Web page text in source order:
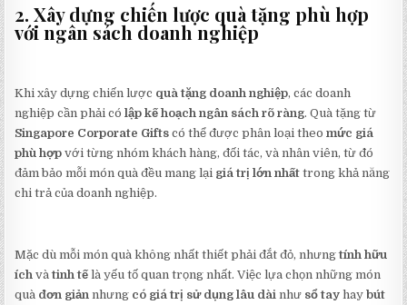
2. Xây dựng chiến lược quà tặng phù hợp
với ngân sách doanh nghiệp
Khi xây dựng chiến lược quà tặng doanh nghiệp, các doanh
nghiệp cần phải cólập kế hoạch ngân sách rõ ràng. Quà tặng từ
Singapore Corporate Gifts có thể được phân loại theomức giá
phù hợp với từng nhóm khách hàng, đối tác, và nhân viên, từ đó
đảm bảo mỗi món quà đều mang lại giá trị lớn nhất trong khả năng
chi trả của doanh nghiệp.
Mặc dù mỗi món quà không nhất thiết phải đắt đỏ, nhưngtính hữu
ích vàtinh tế là yếu tố quan trọng nhất. Việc lựa chọn những món
quà đơn giản nhưng có giá trị sử dụng lâu dài như sổ tay haybút